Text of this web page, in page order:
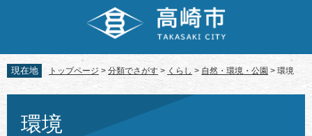
先
頭
で
を
飛
ば
現在地 トップページ > 分類でさがす > くらし > 自然・環境・公園 > 環境
環境